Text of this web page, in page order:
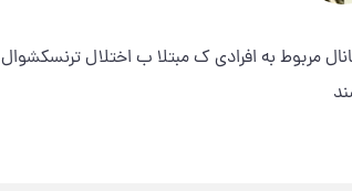
مربوط به افرادی ك مبتلا ب اختلال ترنسكشوال